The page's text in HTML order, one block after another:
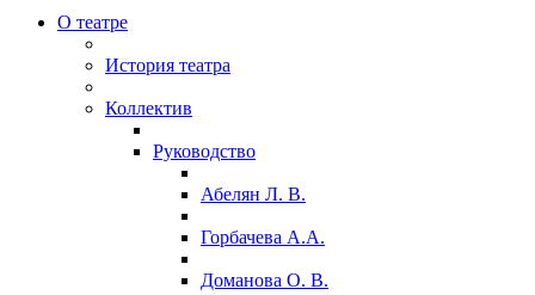
О театре
История театра
Коллектив
Руководство
Абелян Л. В.
Горбачева А.А.
Доманова О. В.